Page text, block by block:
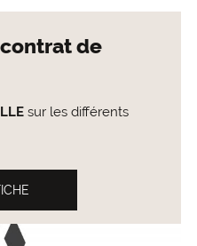
de
sur les différents